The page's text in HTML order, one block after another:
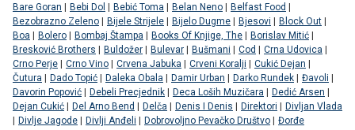
Bare Goran | Bebi Dol | Bebić Toma | Belan Neno | Belfast Food |
Bezobrazno Zeleno | Bijele Strijele | Bijelo Dugme | Bjesovi | Block Out |
Boa | Bolero | Bombaj Štampa | Books Of Knjige, The | Borislav Mitić |
Bresković Brothers | Buldožer | Bulevar | Bušmani | Cod | Crna Udovica |
Crno Perje | Crno Vino | Crvena Jabuka | Crveni Koralji | Cukić Dejan |
Čutura | Dado Topić | Daleka Obala | Damir Urban | Darko Rundek | Đavoli |
Davorin Popović | Debeli Precjednik | Deca Loših Muzičara | Dedić Arsen |
Dejan Cukić | Del Arno Bend | Delča | Denis I Denis | Direktori | Divljan Vlada
| Divlje Jagode | Divlji Anđeli | Dobrovoljno Pevačko Društvo | Đorđe